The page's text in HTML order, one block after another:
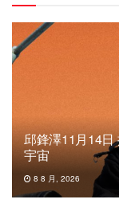
邱鋒澤11月14
宇宙
8 8 月, 2026